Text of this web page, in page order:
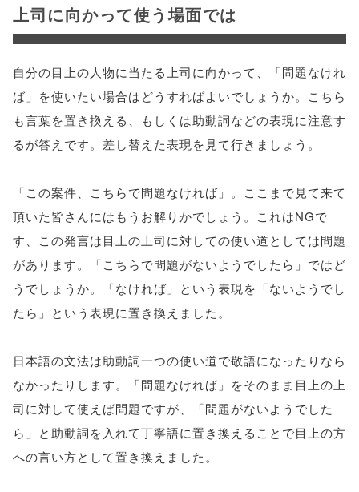
上司に向かって使う場面では
自分の目上の人物に当たる上司に向かって、「問題なけれ
ば」を使いたい場合はどうすればよいでしょうか。こちら
も言葉を置き換える、もしくは助動詞などの表現に注意す
るが答えです。差し替えた表現を見て行きましょう。
「この案件、こちらで問題なければ」。ここまで見て来て
頂いた皆さんにはもうお解りかでしょう。これはNGで
す、この発言は目上の上司に対しての使い道としては問題
があります。「こちらで問題がないようでしたら」ではど
うでしょうか。「なければ」という表現を「ないようでし
たら」という表現に置き換えました。
日本語の文法は助動詞一つの使い道で敬語になったりなら
なかったりします。「問題なければ」をそのまま目上の上
司に対して使えば問題ですが、「問題がないようでした
ら」と助動詞を入れて丁寧語に置き換えることで目上の方
への言い方として置き換えました。